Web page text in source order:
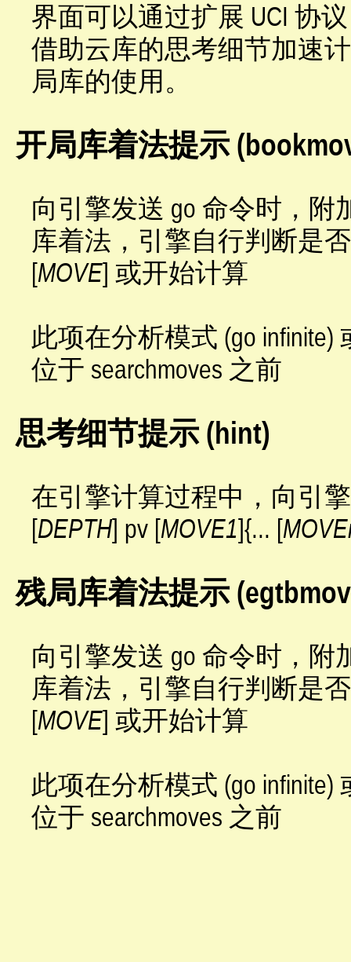
界面可以通过扩展 UCI 协
借助云库的思考细节加速
局库的使用。
开局库着法提示
向引擎发送 go 命令时，附
库着法，引擎自行判断是
[MOVE] 或开始计算
此项在分析模式 (go infinite)
位于 searchmoves 之前
思考细节提示 (hint)
在引擎计算过程中，向引擎
[DEPTH] pv [MOVE1]{... [
残局库着法提示
向引擎发送 go 命令时，附
库着法，引擎自行判断是
[MOVE] 或开始计算
此项在分析模式 (go infinite)
位于 searchmoves 之前